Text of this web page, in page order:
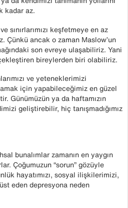
kadar az.
sınırlarımızı keşfetmeye en az
Çünkü ancak o zaman Maslow’un
son evreye ulaşabiliriz. Yani
bireylerden biri olabiliriz.
ve yeteneklerimizi
için yapabileceğimiz en güzel
Günümüzün ya da haftamızın
geliştirebilir, hiç tanışmadığımız
bunalımlar zamanın en yaygın
Çoğumuzun “sorun” gözüyle
hayatımızı, sosyal ilişkilerimizi,
eden depresyona neden